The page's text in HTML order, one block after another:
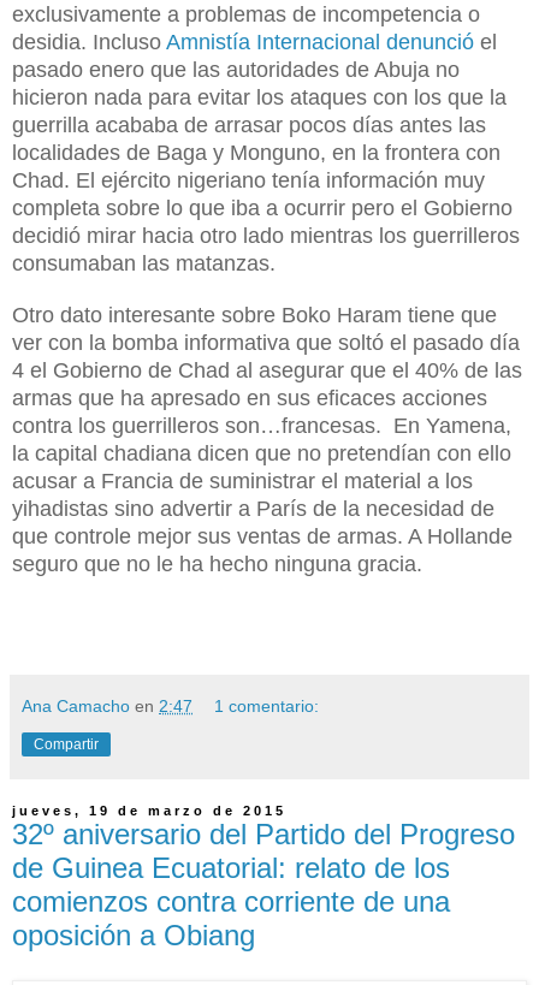
exclusivamente a problemas de incompetencia o
desidia. Incluso Amnistía Internacional denunció el
pasado enero que las autoridades de Abuja no
hicieron nada para evitar los ataques con los que la
guerrilla acababa de arrasar pocos días antes las
localidades de Baga y Monguno, en la frontera con
Chad. El ejército nigeriano tenía información muy
completa sobre lo que iba a ocurrir pero el Gobierno
decidió mirar hacia otro lado mientras los guerrilleros
consumaban las matanzas.
Otro dato interesante sobre Boko Haram tiene que
ver con la bomba informativa que soltó el pasado día
4 el Gobierno de Chad al asegurar que el 40% de las
armas que ha apresado en sus eficaces acciones
contra los guerrilleros son…francesas. En Yamena,
la capital chadiana dicen que no pretendían con ello
acusar a Francia de suministrar el material a los
yihadistas sino advertir a París de la necesidad de
que controle mejor sus ventas de armas. A Hollande
seguro que no le ha hecho ninguna gracia.
Ana Camacho en 2:47 1 comentario:
Compartir
jueves, 19 de marzo de 2015
32º aniversario del Partido del Progreso
de Guinea Ecuatorial: relato de los
comienzos contra corriente de una
oposición a Obiang